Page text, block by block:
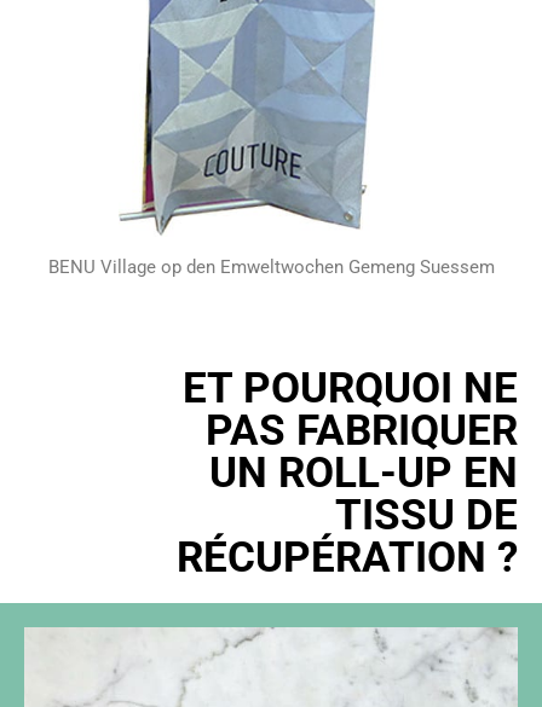
BENU Village op den Emweltwochen Gemeng Suessem
ET POURQUOI NE
PAS FABRIQUER
UN ROLL-UP EN
TISSU DE
RÉCUPÉRATION ?